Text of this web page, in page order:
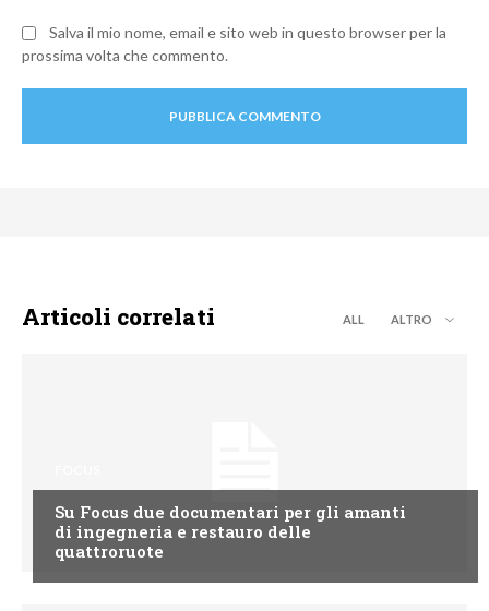
Salva il mio nome, email e sito web in questo browser per la
prossima volta che commento.
Articoli correlati ALL ALTRO
Su Focus due documentari per gli amanti
di ingegneria e restauro delle
quattroruote